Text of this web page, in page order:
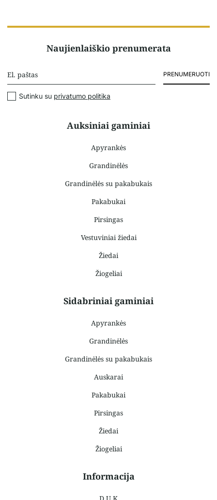
Auksiniai gaminiai
Apyrankės
Grandinėlės
Grandinėlės su pakabukais
Pakabukai
Pirsingas
Vestuviniai žiedai
Žiedai
Žiogeliai
Sidabriniai gaminiai
Apyrankės
Grandinėlės
Grandinėlės su pakabukais
Auskarai
Pakabukai
Pirsingas
Žiedai
Žiogeliai
Informacija
D.U.K
Naujienlaiškio prenumerata
PRENUMERUOTI
Sutinku su privatumo politika